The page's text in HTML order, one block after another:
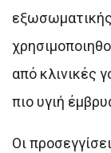
από κλινικές
πιο υγιή
Οι